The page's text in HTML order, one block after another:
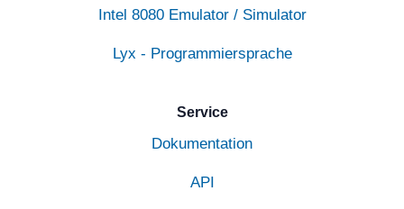
Intel 8080 Emulator / Simulator
Lyx - Programmiersprache
Service
Dokumentation
API